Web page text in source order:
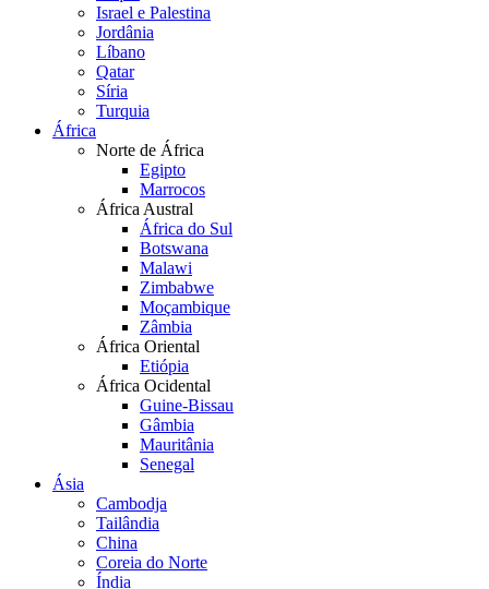
Israel e Palestina
Jordânia
Líbano
Qatar
Síria
Turquia
África
Norte de África
Egipto
Marrocos
África Austral
África do Sul
Botswana
Malawi
Zimbabwe
Moçambique
Zâmbia
África Oriental
Etiópia
África Ocidental
Guine-Bissau
Gâmbia
Mauritânia
Senegal
Ásia
Cambodja
Tailândia
China
Coreia do Norte
Índia